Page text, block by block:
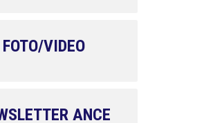
FOTO/VIDEO
ANCE